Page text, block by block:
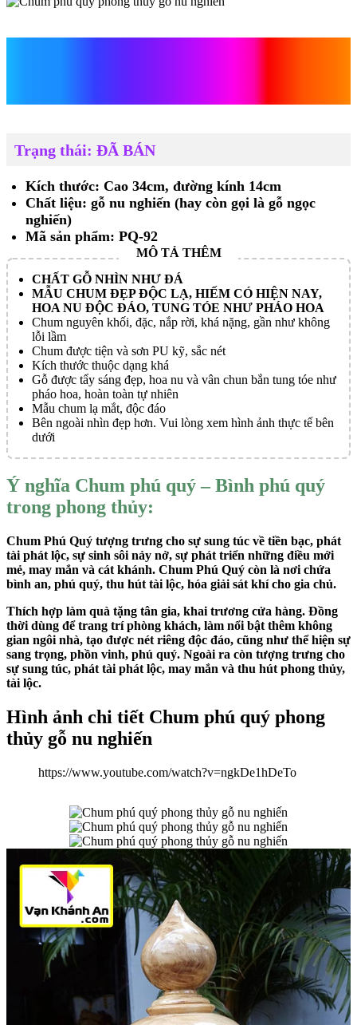
Trạng thái: ĐÃ BÁN
Kích thước: Cao 34cm, đường kính 14cm
Chất liệu: gỗ nu nghiến (hay còn gọi là gỗ ngọc
nghiến)
Mã sản phẩm: PQ-92
CHẤT GỖ NHÌN NHƯ ĐÁ
MẪU CHUM ĐẸP ĐỘC LẠ, HIẾM CÓ HIỆN NAY,
HOA NU ĐỘC ĐÁO, TUNG TÓE NHƯ PHÁO HOA
Chum nguyên khối, đặc, nắp rời, khá nặng, gần như không
lỗi lầm
Chum được tiện và sơn PU kỹ, sắc nét
Kích thước thuộc dạng khá
Gỗ được tẩy sáng đẹp, hoa nu và vân chun bắn tung tóe như
pháo hoa, hoàn toàn tự nhiên
Mẫu chum lạ mắt, độc đáo
Bên ngoài nhìn đẹp hơn. Vui lòng xem hình ảnh thực tế bên
dưới
Ý nghĩa Chum phú quý – Bình phú quý
trong phong thủy:
Chum Phú Quý tượng trưng cho sự sung túc về tiền bạc, phát
tài phát lộc, sự sinh sôi nảy nở, sự phát triển những điều mới
mẻ, may mắn và cát khánh. Chum Phú Quý còn là nơi chứa
bình an, phú quý, thu hút tài lộc, hóa giải sát khí cho gia chủ.
Thích hợp làm quà tặng tân gia, khai trương cửa hàng. Đồng
thời dùng để trang trí phòng khách, làm nổi bật thêm không
gian ngôi nhà, tạo được nét riêng độc đáo, cũng như thể hiện sự
sang trọng, phồn vinh, phú quý. Ngoài ra còn tượng trưng cho
sự sung túc, phát tài phát lộc, may mắn và thu hút phong thủy,
tài lộc.
Hình ảnh chi tiết Chum phú quý phong
thủy gỗ nu nghiến
https://www.youtube.com/watch?v=ngkDe1hDeTo